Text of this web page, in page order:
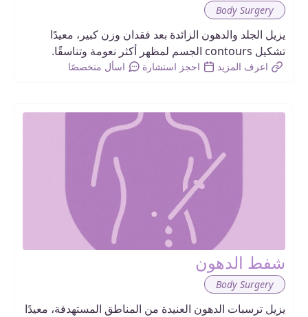
Body Surgery
يزيل الجلد والدهون الزائدة بعد فقدان وزن كبير، معيدًا
تشكيل contours الجسم لمظهر أكثر نعومة وتناسقًا.
اعرف المزيد احجز استشارة اسأل متخصصًا
شفط الدهون
Body Surgery
يزيل ترسبات الدهون العنيدة من المناطق المستهدفة، معيدًا